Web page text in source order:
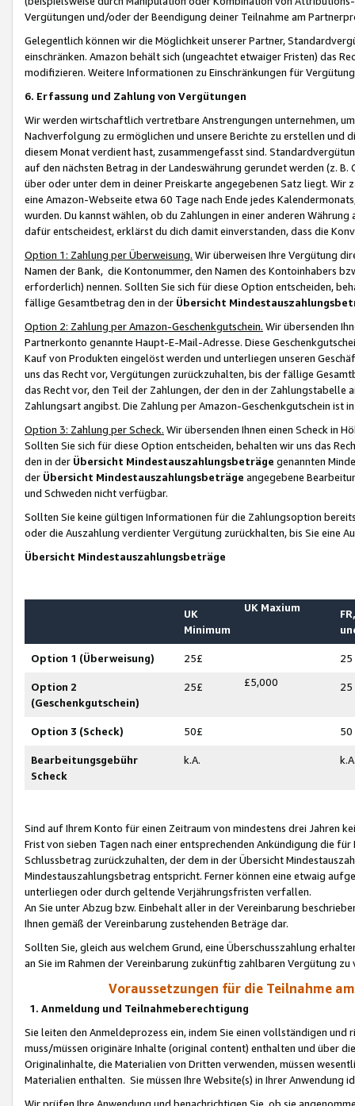
Vergütungen und/oder der Beendigung deiner Teilnahme am
Gelegentlich können wir die Möglichkeit unserer Partner,
einschränken. Amazon behält sich (ungeachtet etwaiger Fristen) das
modifizieren. Weitere Informationen zu Einschränkungen für
6. Erfassung und Zahlung von Vergütungen
Wir werden wirtschaftlich vertretbare Anstrengungen unternehmen,
Nachverfolgung zu ermöglichen und unsere Berichte zu erstellen und
diesem Monat verdient hast, zusammengefasst sind.
auf den nächsten Betrag in der Landeswährung gerundet werden (z.
über oder unter dem in deiner Preiskarte angegebenen Satz liegt.
eine Amazon-Webseite etwa 60 Tage nach Ende jedes
wurden. Du kannst wählen, ob du Zahlungen in einer anderen
dafür entscheidest, erklärst du dich damit einverstanden, dass die
Option 1: Zahlung per Überweisung. Wir überweisen Ihre Vergütung
Namen der Bank, die Kontonummer, den Namen des Kontoinhabers
erforderlich) nennen. Sollten Sie sich für diese Option entscheiden,
fällige Gesamtbetrag den in der Übersicht
Option 2: Zahlung per Amazon-Geschenkgutschein. Wir übersenden
Partnerkonto genannte Haupt-E-Mail-Adresse. Diese
Kauf von Produkten eingelöst werden und unterliegen unseren
uns das Recht vor, Vergütungen zurückzuhalten, bis der fällige
das Recht vor, den Teil der Zahlungen, der den in der
Zahlungsart angibst. Die Zahlung per Amazon-Geschenkgutschein ist
Option 3: Zahlung per Scheck. Wir übersenden Ihnen einen Scheck in
Sollten Sie sich für diese Option entscheiden, behalten wir uns das
den in der Übersicht Mindestauszahlungsbeträge genannten
der Übersicht Mindestauszahlungsbeträge angegebene
und Schweden nicht verfügbar.
Sollten Sie keine gültigen Informationen für die Zahlungsoption
oder die Auszahlung verdienter Vergütung zurückhalten, bis Sie
Übersicht Mindestauszahlungsbeträge
UK
Minimum
UK Maxium
Option 1 (Überweisung) 25£ 25
Option 2
(Geschenkgutschein)
25£ £5,000 25
Option 3 (Scheck) 50£ 50
Bearbeitungsgebühr
Scheck
k.A.
Sind auf Ihrem Konto für einen Zeitraum von mindestens drei Jahren
Frist von sieben Tagen nach einer entsprechenden Ankündigung die
Schlussbetrag zurückzuhalten, der dem in der Übersicht
Mindestauszahlungsbetrag entspricht. Ferner können eine etwaig
unterliegen oder durch geltende Verjährungsfristen verfallen.
An Sie unter Abzug bzw. Einbehalt aller in der Vereinbarung
Ihnen gemäß der Vereinbarung zustehenden Beträge dar.
Sollten Sie, gleich aus welchem Grund, eine Überschusszahlung
an Sie im Rahmen der Vereinbarung zukünftig zahlbaren Vergütung zu
Voraussetzungen für die Teilnahme
1. Anmeldung und Teilnahmeberechtigung
Sie leiten den Anmeldeprozess ein, indem Sie einen vollständigen
muss/müssen originäre Inhalte (original content) enthalten und über
Originalinhalte, die Materialien von Dritten verwenden, müssen
Materialien enthalten. Sie müssen Ihre Website(s) in Ihrer Anwendung
Wir prüfen Ihre Anwendung und benachrichtigen Sie, ob sie